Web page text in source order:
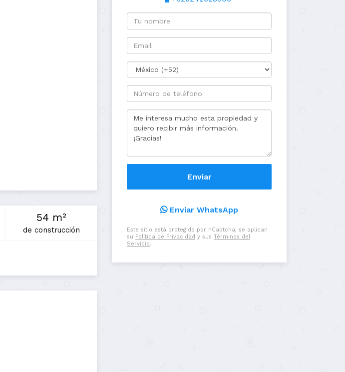
54 m²
de construcción
Enviar WhatsApp
Este sitio está protegido por hCaptcha, se aplican
su Política de Privacidad y sus Términos del
Servicio.